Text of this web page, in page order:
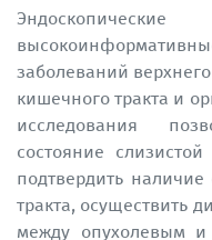
заболеваний
кишечного тракта и
исследования
состояние
подтвердить
тракта, осуществить
между опухолевым и